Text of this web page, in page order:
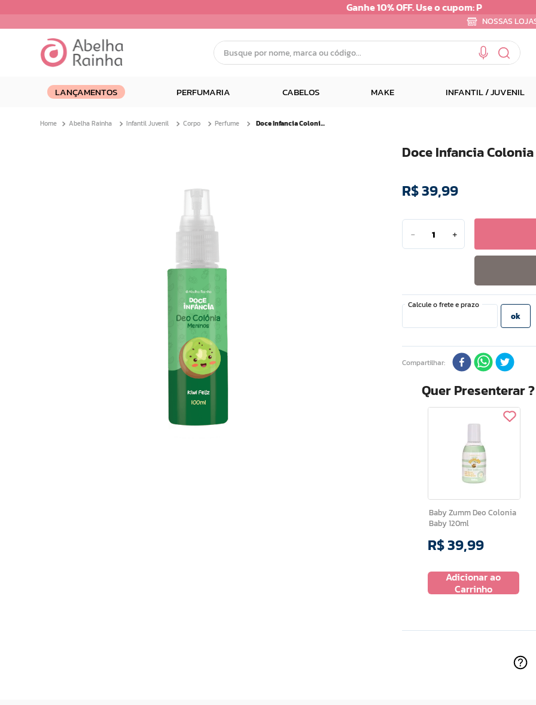
NOSSAS
Busque por nome, marca ou código...
LANÇAMENTOS PERFUMARIA CABELOS MAKE INFANTIL / JUVENIL
Abelha Rainha Infantil Juvenil Corpo Perfume Doce Infancia Colonia Infantil Masculina 100ml
Doce Infancia
R$39,99
＋
－
Compartilhar
Quer Presenterar
Baby Zumm Deo Colonia
Baby 120ml
R$39,99
Adicionar ao
Carrinho
dermopes
3º
facial